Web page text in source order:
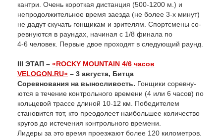
кантри. Очень короткая дистанция (500-1200 м.) и
непро­дол­­жительное время заезда (не более 3-х минут)
не дадут скучать гонщикам и зрителям. Спортсмены со­
рев­нуются в раундах, начиная с 1/8 финала по
4-6 че­ло­век. Первые двое проходят в следующий раунд.
III ЭТАП – «ROCKY MOUNTAIN 4/6 часов
VELOGON.RU» – 3 августа, Битца
Соревнования на выносливость. Гонщики сорев­ну­
ются в течение контрольного времени (4 или 6 часов) по
кольцевой трассе длиной 10-12 км. По­бедителем
становится тот, кто преодолеет наибольшее ко­ли­чество
кругов до истечения кон­троль­ного времени.
Лидеры за это время проезжают более 120 кило­метров.